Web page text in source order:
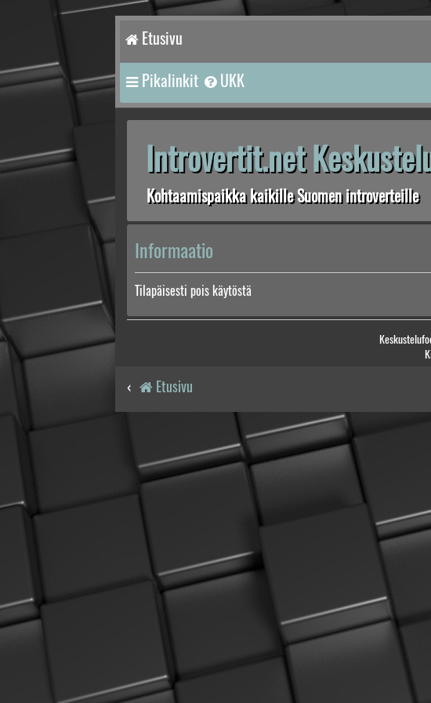
Etusivu
Pikalinkit UKK
Introvertit.net
Kohtaamispaikka kaikille Suomen introverteille
Informaatio
Tilapäisesti pois käytöstä
Etusivu